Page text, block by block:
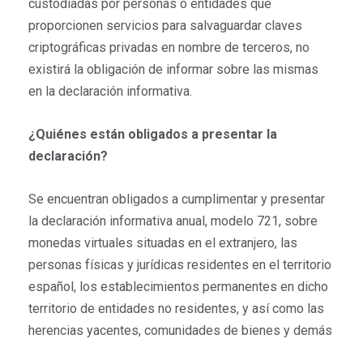
custodiadas por personas o entidades que
proporcionen servicios para salvaguardar claves
criptográficas privadas en nombre de terceros, no
existirá la obligación de informar sobre las mismas
en la declaración informativa.
¿Quiénes están obligados a presentar la
declaración?
Se encuentran obligados a cumplimentar y presentar
la declaración informativa anual, modelo 721, sobre
monedas virtuales situadas en el extranjero, las
personas físicas y jurídicas residentes en el territorio
español, los establecimientos permanentes en dicho
territorio de entidades no residentes, y así como las
herencias yacentes, comunidades de bienes y demás